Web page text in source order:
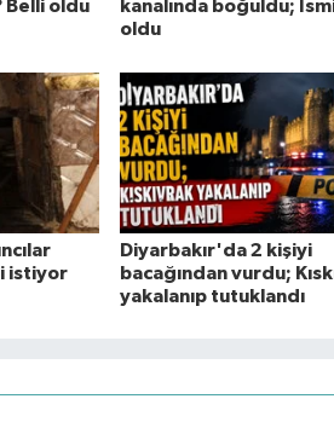
Belli oldu
kanalında boğuldu;
oldu
istiyor
Diyarbakır'da 2 kişiyi
bacağından vurdu;
yakalanıp tutuklandı